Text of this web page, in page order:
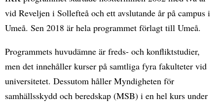
vid Reveljen i Sollefteå och ett avslutande år på campus i
Umeå. Sen 2018 är hela programmet förlagt till Umeå.
Programmets huvudämne är freds- och konfliktstudier,
men det innehåller kurser på samtliga fyra fakulteter vid
universitetet. Dessutom håller Myndigheten för
samhällsskydd och beredskap (MSB) i en hel kurs under